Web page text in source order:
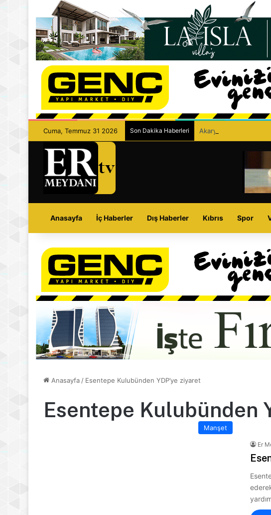
Cuma, Temmuz 31 2026 Son Dakika Haberleri Akaryakıta 3 TL zam!
Anasayfa İç Haberler Dış Haberler Kıbrıs Spor
Anasayfa/ Esentepe Kulubünden YDP’ye ziyaret
Esentepe Kulubünden
Manşet
Er